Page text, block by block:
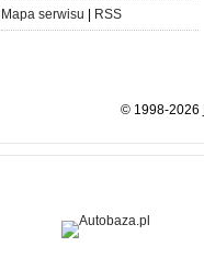
Mapa serwisu RSS
© 1998-2026